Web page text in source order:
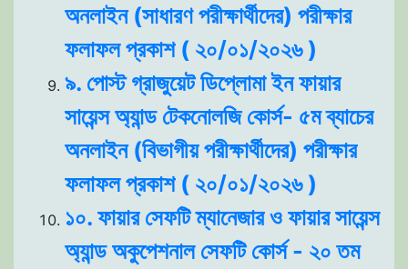
অনলাইন (সাধারণ পরীক্ষার্থীদের) পরীক্ষার
ফলাফল প্রকাশ ( ২০/০১/২০২৬ )
৯. পোস্ট গ্রাজুয়েট ডিপ্লোমা ইন ফায়ার
সায়েন্স অ্যান্ড টেকনোলজি কোর্স- ৫ম ব্যাচের
অনলাইন (বিভাগীয় পরীক্ষার্থীদের) পরীক্ষার
ফলাফল প্রকাশ ( ২০/০১/২০২৬ )
১০. ফায়ার সেফটি ম্যানেজার ও ফায়ার সায়েন্স
অ্যান্ড অকুপেশনাল সেফটি কোর্স - ২০ তম